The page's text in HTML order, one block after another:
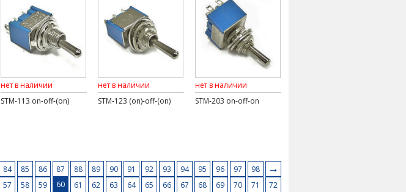
нет в наличии
STM-113 on-off-(on)
нет в наличии
STM-123 (on)-off-(on)
нет в наличии
STM-203 on-off-on
→
98
97
96
95
94
93
92
91
90
89
88
87
86
85
84
72
71
70
69
68
67
66
65
64
63
62
61
60
59
58
57